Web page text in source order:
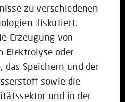
zu verschiedenen
diskutiert.
Erzeugung von
Elektrolyse oder
das Speichern und der
sowie die
und in der